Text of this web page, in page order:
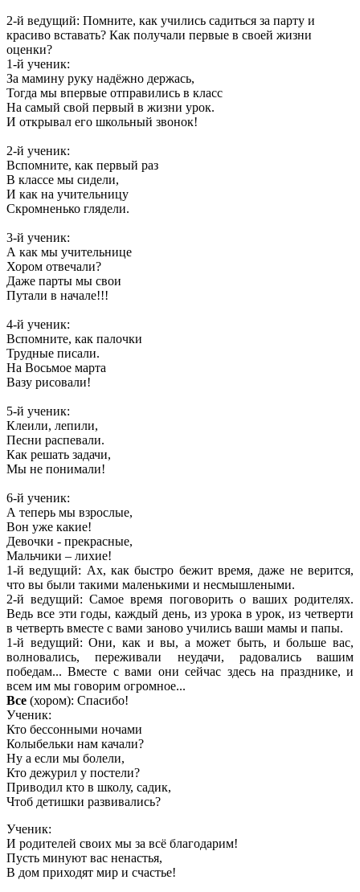
2-й ведущий: Помните, как учились садиться за парту и
красиво вставать? Как получали первые в своей жизни
оценки?
1-й ученик:
За мамину руку надёжно держась,
Тогда мы впервые отправились в класс
На самый свой первый в жизни урок.
И открывал его школьный звонок!
2-й ученик:
Вспомните, как первый раз
В классе мы сидели,
И как на учительницу
Скромненько глядели.
3-й ученик:
А как мы учительнице
Хором отвечали?
Даже парты мы свои
Путали в начале!!!
4-й ученик:
Вспомните, как палочки
Трудные писали.
На Восьмое марта
Вазу рисовали!
5-й ученик:
Клеили, лепили,
Песни распевали.
Как решать задачи,
Мы не понимали!
6-й ученик:
А теперь мы взрослые,
Вон уже какие!
Девочки - прекрасные,
Мальчики – лихие!
1-й ведущий: Ах, как быстро бежит время, даже не верится,
что вы были такими маленькими и несмышлеными.
2-й ведущий: Самое время поговорить о ваших родителях.
Ведь все эти годы, каждый день, из урока в урок, из четверти
в четверть вместе с вами заново учились ваши мамы и папы.
1-й ведущий: Они, как и вы, а может быть, и больше вас,
волновались, переживали неудачи, радовались вашим
победам... Вместе с вами они сейчас здесь на празднике, и
всем им мы говорим огромное...
Все (хором): Спасибо!
Ученик:
Кто бессонными ночами
Колыбельки нам качали?
Ну а если мы болели,
Кто дежурил у постели?
Приводил кто в школу, садик,
Чтоб детишки развивались?
Ученик:
И родителей своих мы за всё благодарим!
Пусть минуют вас ненастья,
В дом приходят мир и счастье!